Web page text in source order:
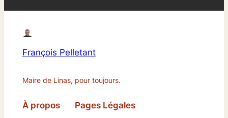
François Pelletant
Maire de Linas, pour toujours.
À propos Pages Légales